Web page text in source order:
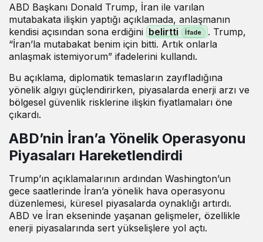
ABD Başkanı Donald Trump, İran ile varılan
mutabakata ilişkin yaptığı açıklamada, anlaşmanın
kendisi açısından sona erdiğini belirtti
. Trump,
“İran’la mutabakat benim için bitti. Artık onlarla
anlaşmak istemiyorum” ifadelerini kullandı.
Bu açıklama, diplomatik temasların zayıfladığına
yönelik algıyı güçlendirirken, piyasalarda enerji arzı ve
bölgesel güvenlik risklerine ilişkin fiyatlamaları öne
çıkardı.
ABD’nin İran’a Yönelik Operasyonu
Piyasaları Hareketlendirdi
Trump’ın açıklamalarının ardından Washington’un
gece saatlerinde İran’a yönelik hava operasyonu
düzenlemesi, küresel piyasalarda oynaklığı artırdı.
ABD ve İran ekseninde yaşanan gelişmeler, özellikle
enerji piyasalarında sert yükselişlere yol açtı.